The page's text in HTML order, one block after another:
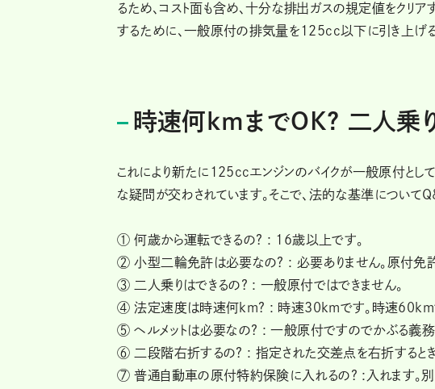
るため、コスト面も含め、十分な排出ガスの規定値をクリ
するために、一般原付の排気量を125cc以下に引き上げる
時速何kmまでOK? 二人乗
これにより新たに125ccエンジンのバイクが一般原付とし
な疑問が交わされています。そこで、法的な基準について
① 何歳から運転できるの? : 16歳以上です。
② 小型二輪免許は必要なの? : 必要ありません。原付免許
③ 二人乗りはできるの? : 一般原付ではできません。
④ 法定速度は時速何km? : 時速30kmです。時速60kmで
⑤ ヘルメットは必要なの? : 一般原付ですのでかぶる義務
⑥ 二段階右折するの? : 指定された交差点を右折するとき
⑦ 普通自動車の原付特約保険に入れるの? :入れます。別